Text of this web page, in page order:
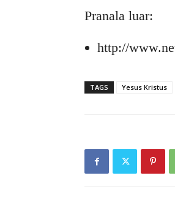
Pranala luar:
http://
TAGS Yesus Kristus